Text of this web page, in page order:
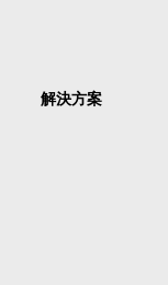
解決方案